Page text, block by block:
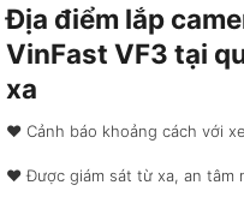
Địa điểm lắp
VinFast VF3 tại
xa
♥︎ Cảnh báo khoảng cách với
♥︎ Được giám sát từ xa, an tâm